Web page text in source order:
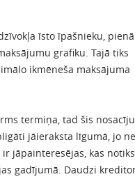
īsto īpašnieku,
grafiku. Tajā tiks
ikmēneša maksājuma
termiņa, tad šis
jāieraksta līgumā, jo
jāpainteresējas, kas
gadījumā. Daudzi